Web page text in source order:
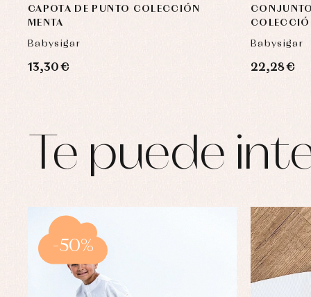
CAPOTA DE PUNTO COLECCIÓN
MENTA
Babysigar
13,30 €
Babysigar
22,28 €
Te puede
-50%